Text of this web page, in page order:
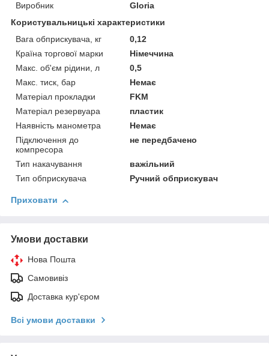
Виробник
Gloria
Користувальницькі характеристики
Вага обприскувача, кг
0,12
Країна торгової марки
Німеччина
Макс. об'єм рідини, л
0,5
Макс. тиск, бар
Немає
Матеріал прокладки
FKM
Матеріал резервуара
пластик
Наявність манометра
Немає
Підключення до
компресора
не передбачено
Тип накачування
важільний
Тип обприскувача
Ручний обприскувач
Приховати
Умови доставки
Нова Пошта
Самовивіз
Доставка кур'єром
Всі умови доставки